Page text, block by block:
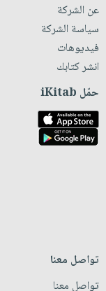
عن الشركة
سياسة الشركة
فيديوهات
انشر كتابك
حمّل iKitab
تواصل معنا
تواصل معنا